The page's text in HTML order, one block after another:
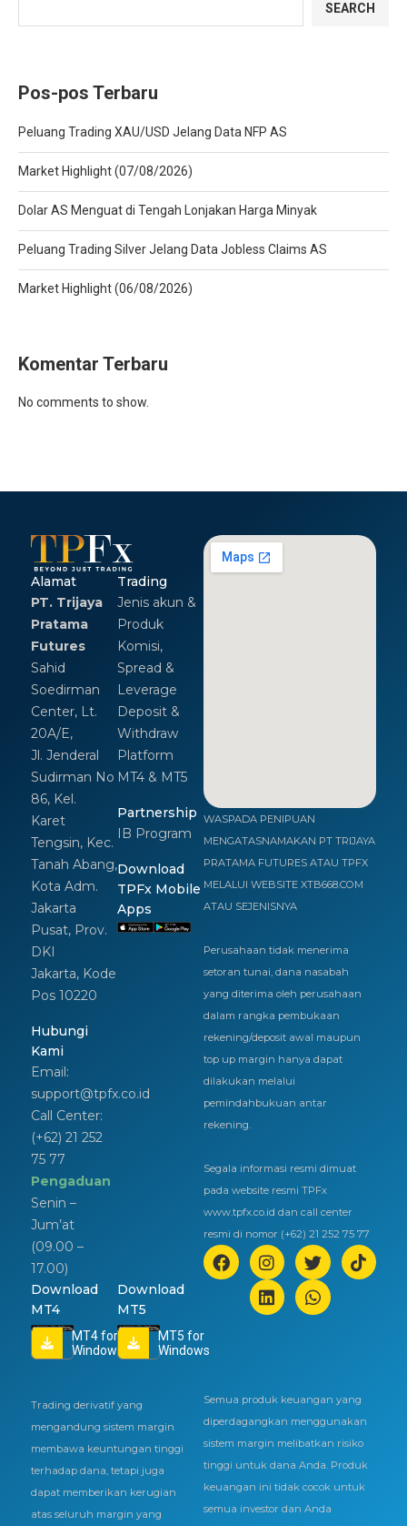
SEARCH
Pos-pos Terbaru
Peluang Trading XAU/USD Jelang Data NFP AS
Market Highlight (07/08/2026)
Dolar AS Menguat di Tengah Lonjakan Harga Minyak
Peluang Trading Silver Jelang Data Jobless Claims AS
Market Highlight (06/08/2026)
Komentar Terbaru
No comments to show.
Alamat
PT. Trijaya
Pratama
Futures
Sahid
Soedirman
Center, Lt.
20A/E,
Jl. Jenderal
Sudirman No
86, Kel.
Karet
Tengsin, Kec.
Tanah Abang,
Kota Adm.
Jakarta
Pusat, Prov.
DKI
Jakarta, Kode
Pos 10220
Hubungi
Kami
Email:
support@tpfx.co.id
Call Center:
(+62) 21 252
75 77
Pengaduan
Senin –
Jum’at
(09.00 –
17.00)
Trading
Jenis akun &
Produk
Komisi,
Spread &
Leverage
Deposit &
Withdraw
Platform
MT4 & MT5
Partnership
IB Program
Download
TPFx Mobile
Apps
Download
MT4
MT4 for
Windows
Download
MT5
MT5 for
Windows
WASPADA PENIPUAN
MENGATASNAMAKAN PT TRIJAYA
PRATAMA FUTURES ATAU TPFX
MELALUI WEBSITE XTB668.COM
ATAU SEJENISNYA
Perusahaan tidak menerima
setoran tunai, dana nasabah
yang diterima oleh perusahaan
dalam rangka pembukaan
rekening/deposit awal maupun
top up margin hanya dapat
dilakukan melalui
pemindahbukuan antar
rekening.
Segala informasi resmi dimuat
pada website resmi TPFx
www.tpfx.co.id dan call center
resmi di nomor (+62) 21 252 75 77
Trading derivatif yang
mengandung sistem margin
membawa keuntungan tinggi
terhadap dana, tetapi juga
dapat memberikan kerugian
atas seluruh margin yang
Semua produk keuangan yang
diperdagangkan menggunakan
sistem margin melibatkan risiko
tinggi untuk dana Anda. Produk
keuangan ini tidak cocok untuk
semua investor dan Anda